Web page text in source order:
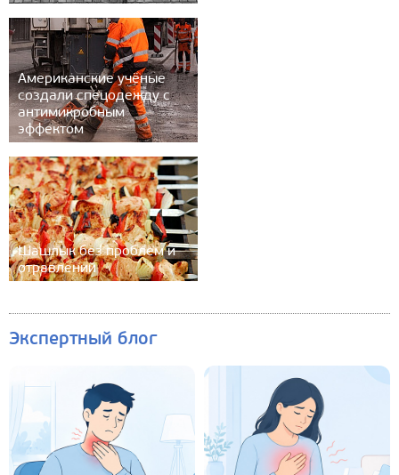
Американские учёные
создали спецодежду с
антимикробным
эффектом
Шашлык без проблем и
отравлений
Экспертный блог